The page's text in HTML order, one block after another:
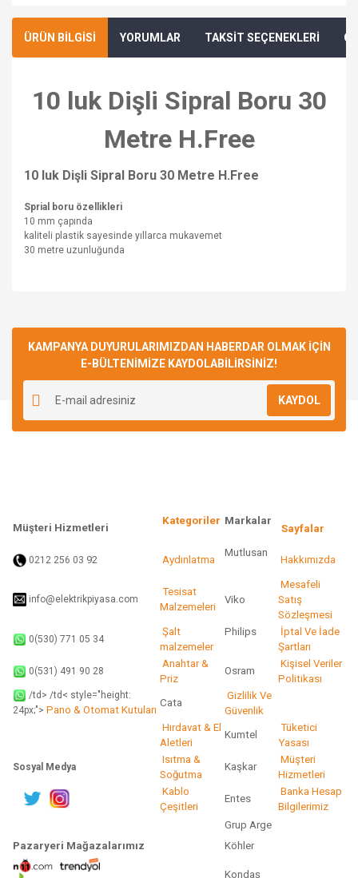
ÜRÜN BİLGİSİ YORUMLAR TAKSİT SEÇENEKLERİ
10 luk Dişli Sipral Boru 30
Metre H.Free
10 luk Dişli Sipral Boru 30 Metre H.Free
Sprial boru özellikleri
10 mm çapında
kaliteli plastik sayesinde yıllarca mukavemet
30 metre uzunluğunda
Yorum Yaz
kullanarak tarafımıza iletebilirsiniz.
Görüş ve önerileriniz için teşekkür ederiz.
Ürün resmi kalitesiz, bozuk veya görüntülenemiyor.
Ürün açıklamasında eksik bilgiler bulunuyor.
Ürün bilgilerinde hatalar bulunuyor.
KAMPANYA DUYURULARIMIZDAN HABERDAR OLMAK İÇİN
E-BÜLTENİMİZE KAYDOLABİLİRSİNİZ!
KAYDOL
Müşteri Hizmetleri
Kategoriler Markalar
Sayfalar
0212 256 03 92 Aydınlatma
Mutlusan
Hakkımızda
info@elektrikpiyasa.com
Tesisat
Malzemeleri
Viko
Mesafeli
Satış
Sözleşmesi
0(530) 771 05 34
Şalt
malzemeler
Philips
İptal Ve İade
Şartları
0(531) 491 90 28
Anahtar &
Priz
Osram
Kişisel Veriler
Politikası
/td> /td< style="height:
24px;"> Pano & Otomat Kutuları
Cata
Gizlilik Ve
Güvenlik
Hırdavat & El
Aletleri
Kumtel
Tüketici
Yasası
Sosyal Medya
Isıtma &
Soğutma
Kaşkar
Müşteri
Hizmetleri
Kablo
Çeşitleri
Entes
Banka Hesap
Bilgilerimiz
Grup Arge
Pazaryeri Mağazalarımız
Köhler
Kondaş